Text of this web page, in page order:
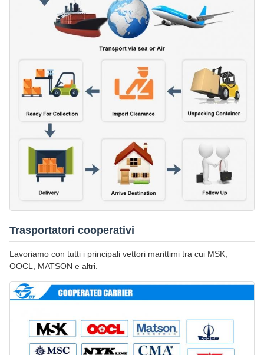
Trasportatori cooperativi
Lavoriamo con tutti i principali vettori marittimi tra cui MSK,
OOCL, MATSON e altri.